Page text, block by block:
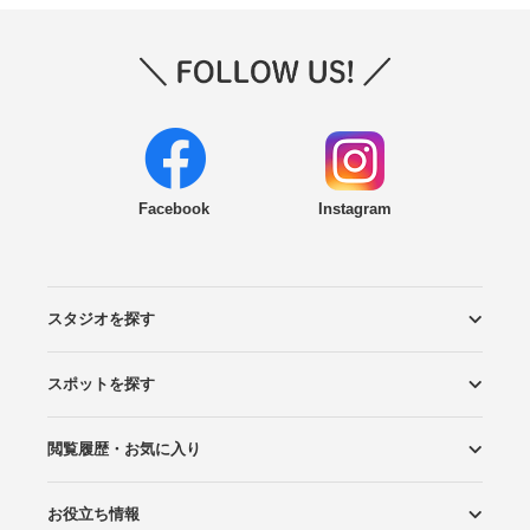
Facebook Instagram
スタジオを探す
エリアから探す
こだわりから探す
NEW PHOTO STYLE
プランから探す
フォトタイプ診断
フォトグラファーから探す
国内リゾートから探す
スポットを探す
ロケーションから探す
スタジオから探す
閲覧履歴・お気に入り
閲覧スタジオ
お気に入り
お役立ち情報